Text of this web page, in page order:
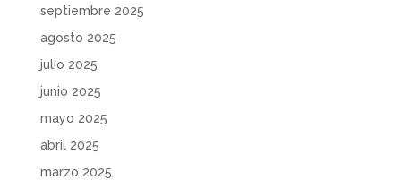
septiembre 2025
agosto 2025
julio 2025
junio 2025
mayo 2025
abril 2025
marzo 2025